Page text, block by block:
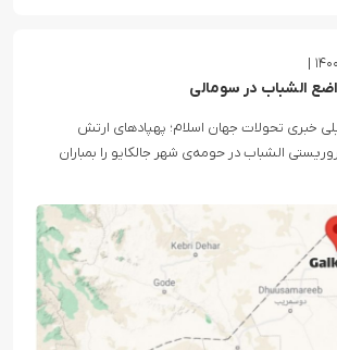
الشباب در سومالی
خبری تحولات جهان اسلام؛ پهپادهای ارتش
الشباب در حومه‌ی شهر جالکایو را بمباران